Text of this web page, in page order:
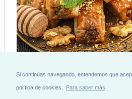
Si continúas navegando, entendemos que
política de cookies. Para saber más